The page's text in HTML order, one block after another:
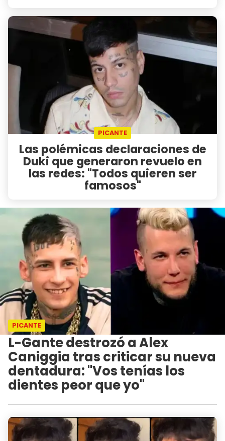
PICANTE
Las polémicas declaraciones de
Duki que generaron revuelo en
las redes: "Todos quieren ser
famosos"
PICANTE
L-Gante destrozó a Alex
Caniggia tras criticar su nueva
dentadura: "Vos tenías los
dientes peor que yo"